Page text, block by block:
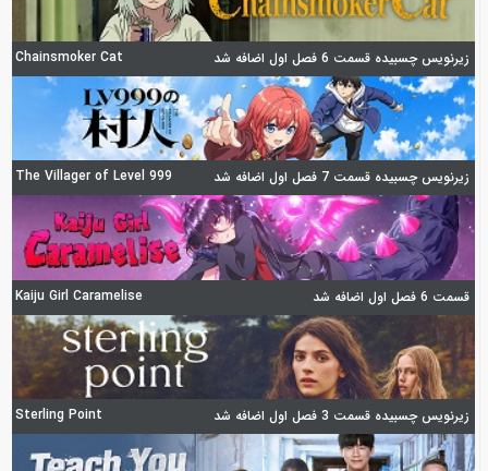
زیرنویس چسبیده قسمت 6 فصل اول اضافه شد Chainsmoker Cat
زیرنویس چسبیده قسمت 7 فصل اول اضافه شد The Villager of Level 999
قسمت 6 فصل اول اضافه شد Kaiju Girl Caramelise
زیرنویس چسبیده قسمت 3 فصل اول اضافه شد Sterling Point